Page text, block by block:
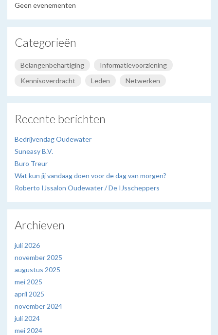
Geen evenementen
Categorieën
Belangenbehartiging
Informatievoorziening
Kennisoverdracht
Leden Netwerken
Recente berichten
Bedrijvendag Oudewater
Suneasy B.V.
Buro Treur
Wat kun jij vandaag doen voor de dag van morgen?
Roberto IJssalon Oudewater / De IJsscheppers
Archieven
juli 2026
november 2025
augustus 2025
mei 2025
april 2025
november 2024
juli 2024
mei 2024